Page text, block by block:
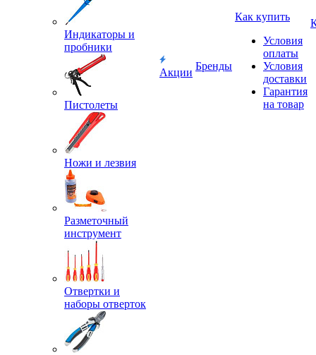
Индикаторы и
пробники
Пистолеты
Ножи и лезвия
Разметочный
инструмент
Отвертки и
наборы отверток
Акции
Бренды
Как купить
Условия
оплаты
Условия
доставки
Гарантия
на товар